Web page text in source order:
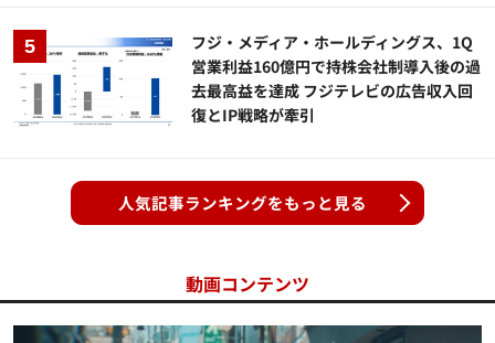
フジ・メディア・ホールディングス、1Q
営業利益160億円で持株会社制導入後の過
去最高益を達成 フジテレビの広告収入回
復とIP戦略が牽引
人気記事ランキングをもっと見る
動画コンテンツ